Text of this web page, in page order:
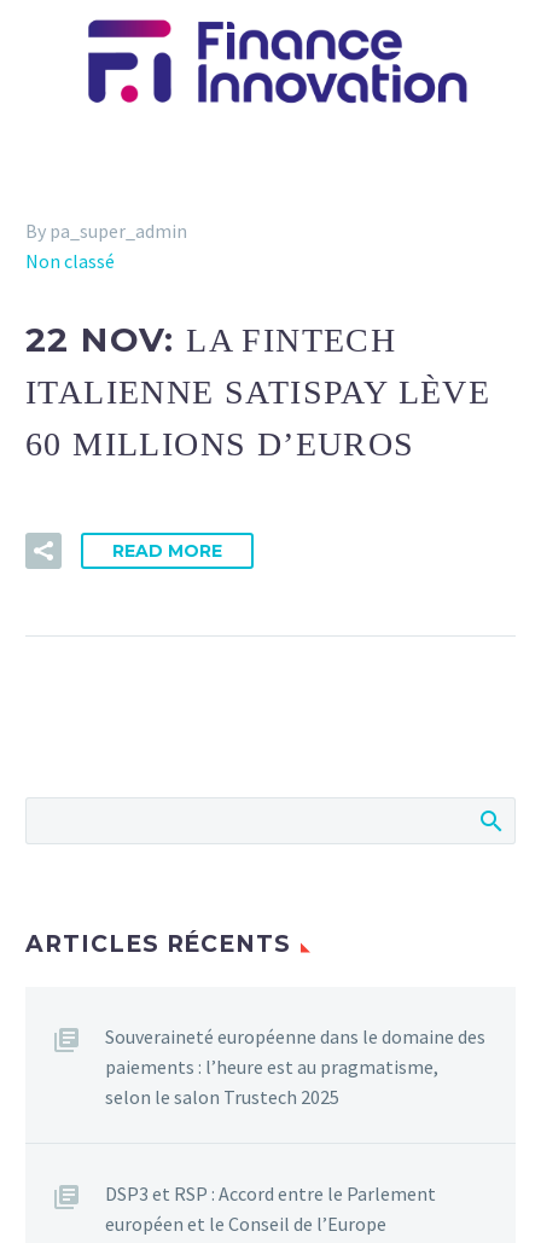
By pa_super_admin
Non classé
22 NOV:LA FINTECH
ITALIENNE SATISPAY LÈVE
60 MILLIONS D’EUROS
READ MORE
ARTICLES RÉCENTS
Souveraineté européenne dans le domaine des
paiements : l’heure est au pragmatisme,
selon le salon Trustech 2025
DSP3 et RSP : Accord entre le Parlement
européen et le Conseil de l’Europe